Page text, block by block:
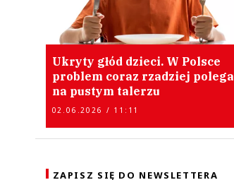
Ukryty głód dzieci. W Polsce
problem coraz rzadziej polega
na pustym talerzu
02.06.2026 / 11:11
ZAPISZ SIĘ DO NEWSLETTERA